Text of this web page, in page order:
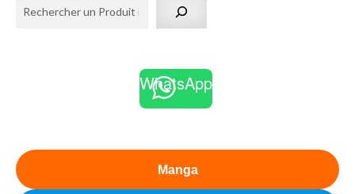
WhatsApp
Manga